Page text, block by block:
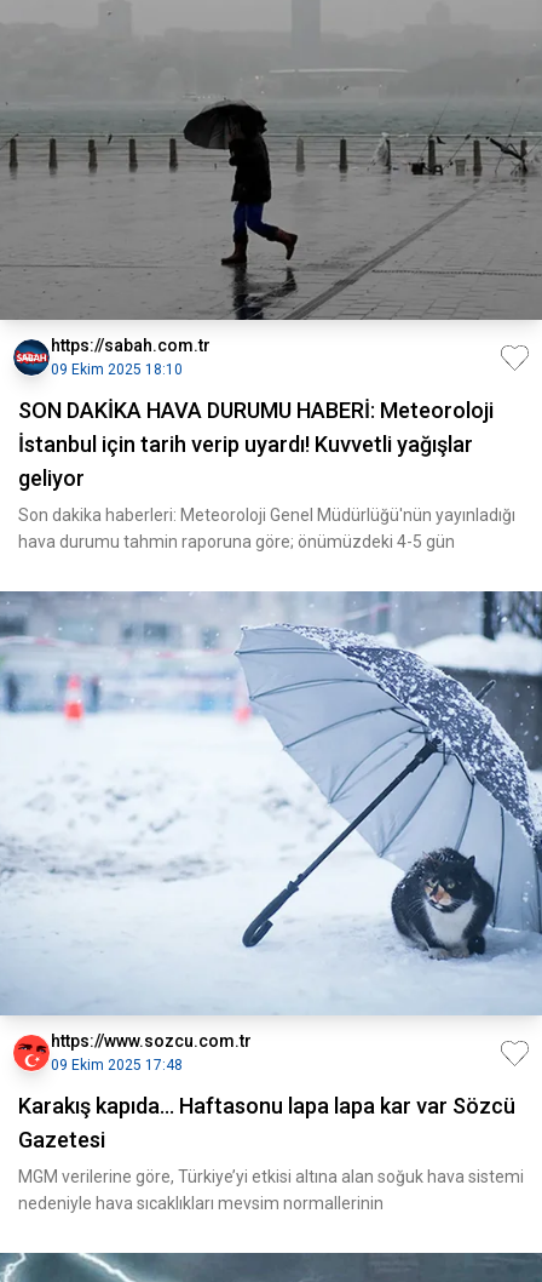
https://sabah.com.tr
09 Ekim 2025 18:10
SON DAKİKA HAVA DURUMU HABERİ: Meteoroloji
İstanbul için tarih verip uyardı! Kuvvetli yağışlar
geliyor
Son dakika haberleri: Meteoroloji Genel Müdürlüğü'nün yayınladığı
hava durumu tahmin raporuna göre; önümüzdeki 4-5 gün
https://www.sozcu.com.tr
09 Ekim 2025 17:48
Karakış kapıda... Haftasonu lapa lapa kar var Sözcü
Gazetesi
MGM verilerine göre, Türkiye’yi etkisi altına alan soğuk hava sistemi
nedeniyle hava sıcaklıkları mevsim normallerinin